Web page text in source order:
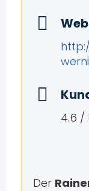
4.6 /
Der